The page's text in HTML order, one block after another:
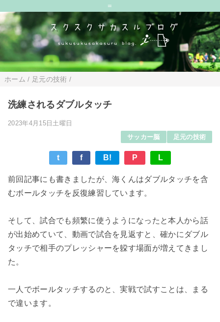
=
ホーム / 足元の技術 /
洗練されるダブルタッチ
2023年4月15日土曜日
サッカー脳
足元の技術
t f B! P L
前回記事にも書きましたが、海くんはダブルタッチを含
むボールタッチを反復練習しています。
そして、試合でも頻繁に使うようになったと本人から話
が出始めていて、動画で試合を見返すと、確かにダブル
タッチで相手のプレッシャーを躱す場面が増えてきまし
た。
一人でボールタッチするのと、実戦で試すことは、まる
で違います。